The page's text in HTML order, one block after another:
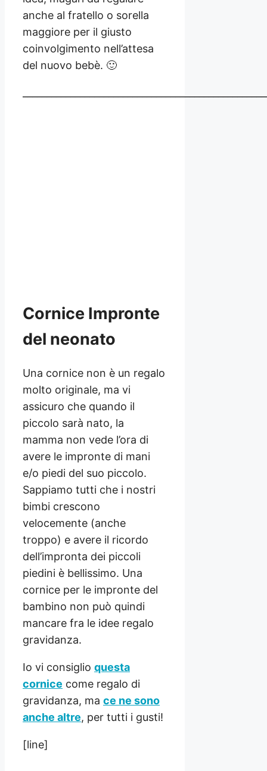
anche al fratello o sorella
maggiore per il giusto
coinvolgimento nell’attesa
del nuovo bebè. 🙂
Cornice Impronte
del neonato
Una cornice non è un regalo
molto originale, ma vi
assicuro che quando il
piccolo sarà nato, la
mamma non vede l’ora di
avere le impronte di mani
e/o piedi del suo piccolo.
Sappiamo tutti che i nostri
bimbi crescono
velocemente (anche
troppo) e avere il ricordo
dell’impronta dei piccoli
piedini è bellissimo. Una
cornice per le impronte del
bambino non può quindi
mancare fra le idee regalo
gravidanza.
Io vi consiglio questa
cornice come regalo di
gravidanza, ma ce ne sono
anche altre, per tutti i gusti!
[line]